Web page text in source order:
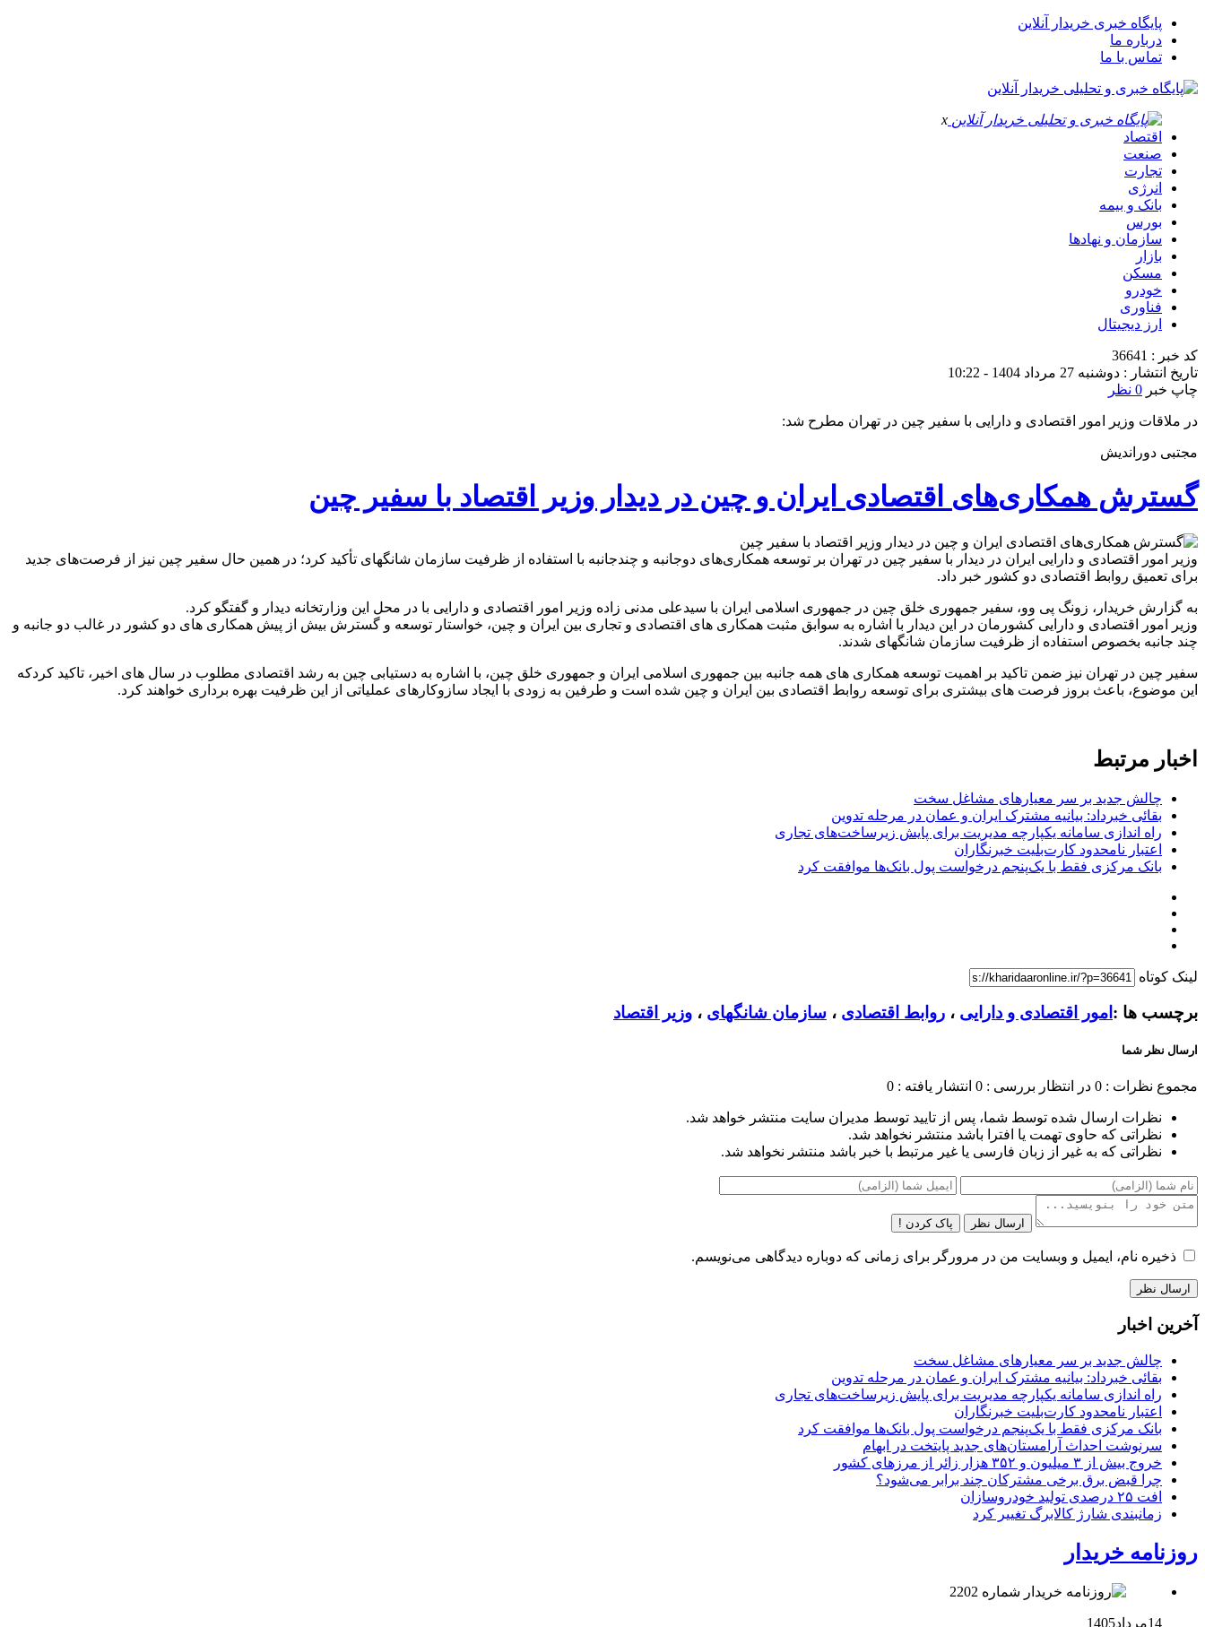
پایگاه خبری خریدار آنلاین
درباره ما
تماس با ما
x
اقتصاد
صنعت
تجارت
انرژی
بانک و بیمه
بورس
سازمان و نهادها
بازار
مسکن
خودرو
فناوری
ارز دیجیتال
کد خبر : 36641
تاریخ انتشار : دوشنبه 27 مرداد 1404 - 10:22
چاپ خبر 0 نظر
در ملاقات وزیر امور اقتصادی و دارایی با سفیر چین در تهران مطرح شد:
مجتبی دوراندیش
گسترش همکاری‌های اقتصادی ایران و چین در دیدار وزیر اقتصاد با سفیر چین
وزیر امور اقتصادی و دارایی ایران در دیدار با سفیر چین در تهران بر توسعه همکاری‌های دوجانبه و چندجانبه با استفاده از ظرفیت سازمان شانگهای تأکید کرد؛ در همین حال سفیر چین نیز از فرصت‌های جدید
برای تعمیق روابط اقتصادی دو کشور خبر داد.
به گزارش خریدار، زونگ پی وو، سفیر جمهوری خلق چین در جمهوری اسلامی ایران با سیدعلی مدنی زاده وزیر امور اقتصادی و دارایی با در محل این وزارتخانه دیدار و گفتگو کرد.
وزیر امور اقتصادی و دارایی کشورمان در این دیدار با اشاره به سوابق مثبت همکاری های اقتصادی و تجاری بین ایران و چین، خواستار توسعه و گسترش بیش از پیش همکاری های دو کشور در غالب دو جانبه و
چند جانبه بخصوص استفاده از ظرفیت سازمان شانگهای شدند.
سفیر چین در تهران نیز ضمن تاکید بر اهمیت توسعه همکاری های همه جانبه بین جمهوری اسلامی ایران و جمهوری خلق چین، با اشاره به دستیابی چین به رشد اقتصادی مطلوب در سال های اخیر، تاکید کردکه
این موضوع، باعث بروز فرصت های بیشتری برای توسعه روابط اقتصادی بین ایران و چین شده است و طرفین به زودی با ایجاد سازوکارهای عملیاتی از این ظرفیت بهره برداری خواهند کرد.
اخبار مرتبط
چالش جدید بر سر معیارهای مشاغل سخت
بقائی خبرداد: بیانیه مشترک ایران و عمان در مرحله تدوین
راه اندازی سامانه یکپارچه مدیریت برای پایش زیرساخت‌های تجاری
اعتبار نامحدود کارت‌بلیت خبرنگاران
بانک مرکزی فقط با یک‌‎پنجم درخواست پول بانک‌ها موافقت کرد
لینک کوتاه
برچسب ها : امور اقتصادی و دارایی ، روابط اقتصادی ، سازمان شانگهای ، وزیر اقتصاد
ارسال نظر شما
مجموع نظرات : 0 در انتظار بررسی : 0 انتشار یافته : 0
نظرات ارسال شده توسط شما، پس از تایید توسط مدیران سایت منتشر خواهد شد.
نظراتی که حاوی تهمت یا افترا باشد منتشر نخواهد شد.
نظراتی که به غیر از زبان فارسی یا غیر مرتبط با خبر باشد منتشر نخواهد شد.
ارسال نظر پاک کردن !
ذخیره نام، ایمیل و وبسایت من در مرورگر برای زمانی که دوباره دیدگاهی می‌نویسم.
آخرین اخبار
چالش جدید بر سر معیارهای مشاغل سخت
بقائی خبرداد: بیانیه مشترک ایران و عمان در مرحله تدوین
راه اندازی سامانه یکپارچه مدیریت برای پایش زیرساخت‌های تجاری
اعتبار نامحدود کارت‌بلیت خبرنگاران
بانک مرکزی فقط با یک‌‎پنجم درخواست پول بانک‌ها موافقت کرد
سرنوشت احداث آرامستان‌های جدید پایتخت در ابهام
خروج بیش از ۳ میلیون و ۳۵۲ هزار زائر از مرزهای کشور
چرا قبض برق برخی مشترکان چند برابر می‌شود؟
افت ۲۵ درصدی تولید خودروسازان
زمانبندی شارژ کالابرگ تغییر کرد
روزنامه خریدار
14مرداد1405